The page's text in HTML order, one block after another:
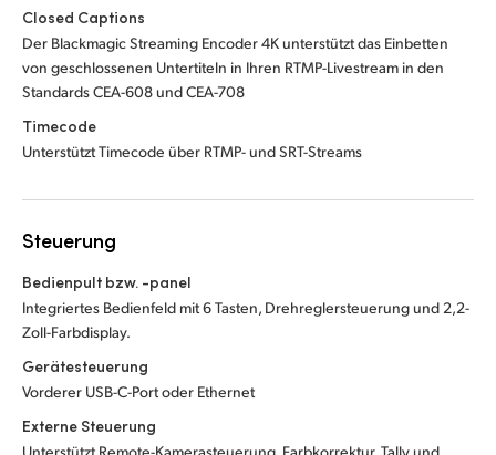
Closed Captions
Der Blackmagic Streaming Encoder 4K unterstützt das Einbetten
von geschlossenen Untertiteln in Ihren RTMP-Livestream in den
Standards CEA-608 und CEA-708
Timecode
Unterstützt Timecode über RTMP- und SRT-Streams
Steuerung
Bedienpult bzw. -panel
Integriertes Bedienfeld mit 6 Tasten, Drehreglersteuerung und 2,2-
Zoll-Farbdisplay.
Gerätesteuerung
Vorderer USB-C-Port oder Ethernet
Externe Steuerung